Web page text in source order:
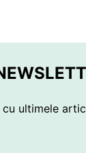
cu ultimele